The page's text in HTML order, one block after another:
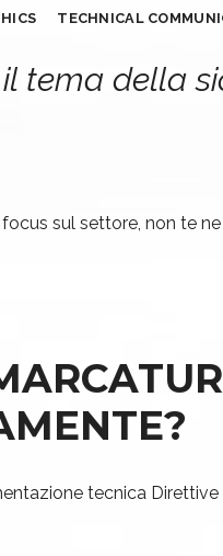
TECHNICAL
tema della
sul settore, non te
tecnica